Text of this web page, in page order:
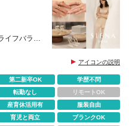
イフバラン
ご提案♪
アイコンの説明
第二新卒OK
学歴不問
転勤なし
リモートOK
産育休活用有
服装自由
育児と両立
ブランクOK